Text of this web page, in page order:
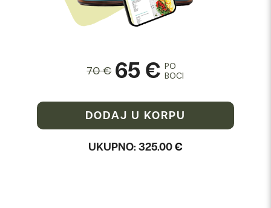
70 € 65 € PO
BOCI
DODAJ U KORPU
UKUPNO: 325.00€